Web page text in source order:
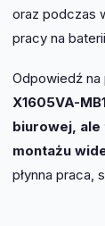
oraz podczas
pracy na
Odpowiedź na
X1605VA-
biurowej,
montażu
płynna praca,